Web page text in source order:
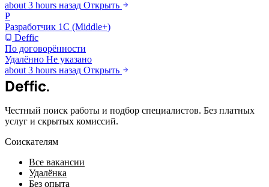
about 3 hours назад Открыть
Р
Разработчик 1С (Middle+)
Deffic
По договорённости
Удалённо Не указано
about 3 hours назад Открыть
Deffic.
Честный поиск работы и подбор специалистов. Без платных
услуг и скрытых комиссий.
Соискателям
Все вакансии
Удалёнка
Без опыта